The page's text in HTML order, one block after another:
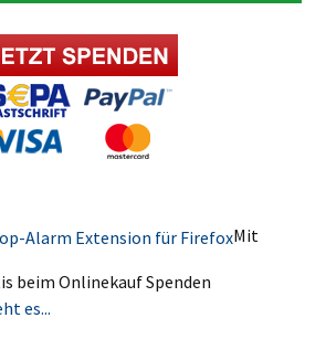
Mit
beim Onlinekauf Spenden
es...